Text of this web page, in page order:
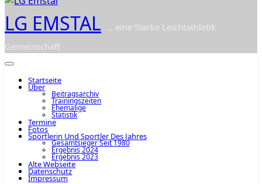
LG EMSTAL ... eine Starke Leichtathletik
Gemeinschaft
Startseite
Über
Beitragsarchiv
Trainingszeiten
Ehemalige
Statistik
Termine
Fotos
Sportlerin Und Sportler Des Jahres
Gesamtsieger Seit 1980
Ergebnis 2024
Ergebnis 2023
Alte Webseite
Datenschutz
Impressum